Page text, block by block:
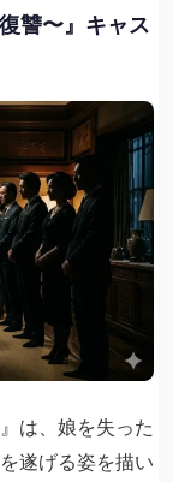
讐〜』キャス
は、娘を失った
遂げる姿を描い